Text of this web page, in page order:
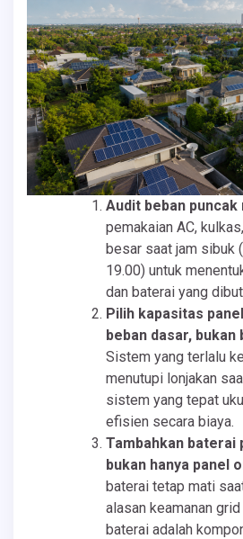
Audit beban puncak
pemakaian AC,
besar saat jam sibuk
19.00) untuk
dan baterai yang
Pilih kapasitas
beban dasar, bukan
Sistem yang terlalu
menutupi lonjakan
sistem yang tepat
efisien secara biaya.
Tambahkan baterai
bukan hanya panel
baterai tetap mati
alasan keamanan
baterai adalah